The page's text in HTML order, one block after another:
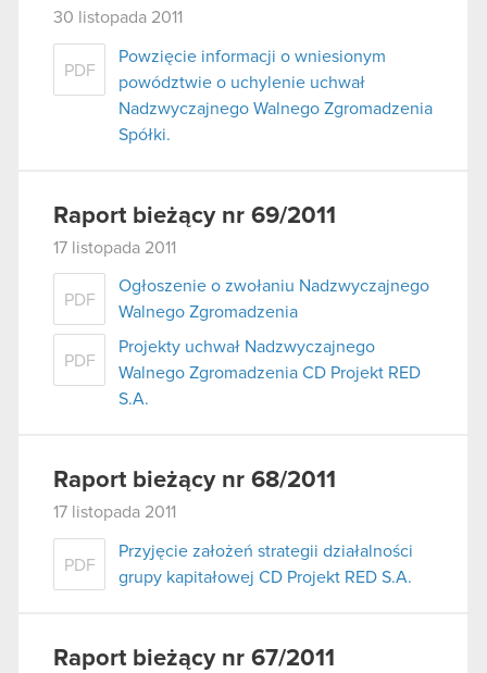
30 listopada 2011
PDF
Powzięcie informacji o wniesionym
powództwie o uchylenie uchwał
Nadzwyczajnego Walnego Zgromadzenia
Spółki.
Raport bieżący nr 69/2011
17 listopada 2011
PDF
Ogłoszenie o zwołaniu Nadzwyczajnego
Walnego Zgromadzenia
PDF
Projekty uchwał Nadzwyczajnego
Walnego Zgromadzenia CD Projekt RED
S.A.
Raport bieżący nr 68/2011
17 listopada 2011
PDF
Przyjęcie założeń strategii działalności
grupy kapitałowej CD Projekt RED S.A.
Raport bieżący nr 67/2011